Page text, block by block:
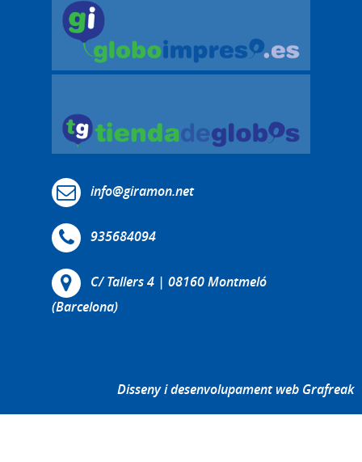
info@giramon.net
935684094
C/ Tallers 4 | 08160 Montmeló
(Barcelona)
Disseny i desenvolupament web Grafreak